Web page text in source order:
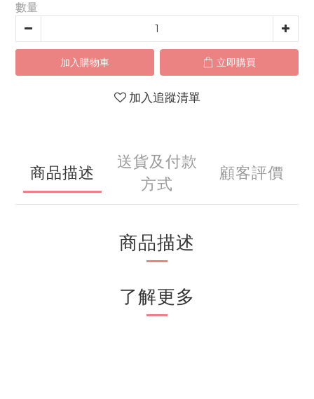
數量
加入購物車 立即購買
加入追蹤清單
商品描述
送貨及付款
方式
顧客評價
商品描述
了解更多